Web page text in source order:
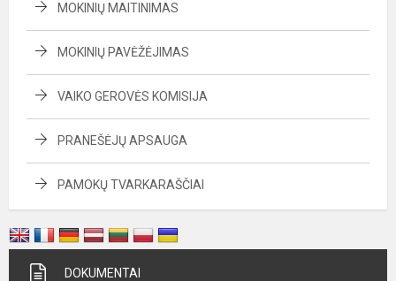
MOKINIŲ MAITINIMAS
MOKINIŲ PAVĖŽĖJIMAS
VAIKO GEROVĖS KOMISIJA
PRANEŠĖJŲ APSAUGA
PAMOKŲ TVARKARAŠČIAI
DOKUMENTAI